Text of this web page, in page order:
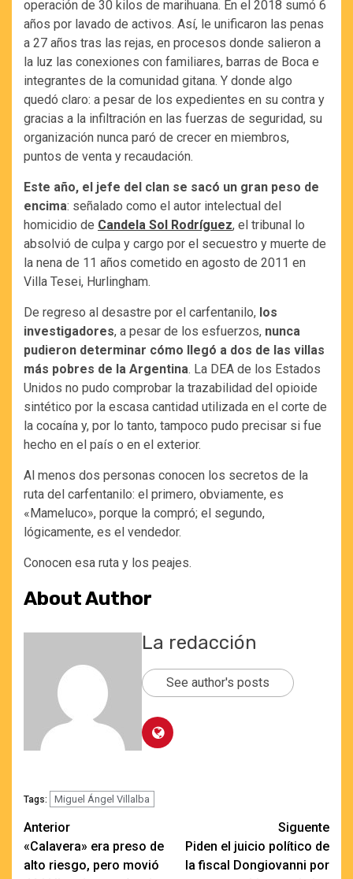
operación de 30 kilos de marihuana. En el 2018 sumó 6
años por lavado de activos. Así, le unificaron las penas
a 27 años tras las rejas, en procesos donde salieron a
la luz las conexiones con familiares, barras de Boca e
integrantes de la comunidad gitana. Y donde algo
quedó claro: a pesar de los expedientes en su contra y
gracias a la infiltración en las fuerzas de seguridad, su
organización nunca paró de crecer en miembros,
puntos de venta y recaudación.
Este año, el jefe del clan se sacó un gran peso de
encima: señalado como el autor intelectual del
homicidio de Candela Sol Rodríguez, el tribunal lo
absolvió de culpa y cargo por el secuestro y muerte de
la nena de 11 años cometido en agosto de 2011 en
Villa Tesei, Hurlingham.
De regreso al desastre por el carfentanilo, los
investigadores, a pesar de los esfuerzos, nunca
pudieron determinar cómo llegó a dos de las villas
más pobres de la Argentina. La DEA de los Estados
Unidos no pudo comprobar la trazabilidad del opioide
sintético por la escasa cantidad utilizada en el corte de
la cocaína y, por lo tanto, tampoco pudo precisar si fue
hecho en el país o en el exterior.
Al menos dos personas conocen los secretos de la
ruta del carfentanilo: el primero, obviamente, es
«Mameluco», porque la compró; el segundo,
lógicamente, es el vendedor.
Conocen esa ruta y los peajes.
About Author
La redacción
See author's posts
Tags: Miguel Ángel Villalba
Navegación
de
Anterior
«Calavera» era preso de
alto riesgo, pero movió
Siguente
Piden el juicio político de
la fiscal Dongiovanni por